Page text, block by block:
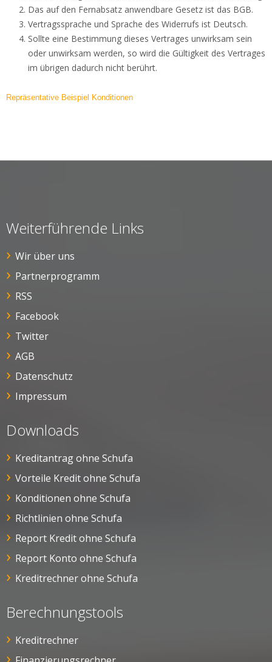
Das auf den Fernabsatz anwendbare Gesetz ist das BGB.
Vertragssprache und Sprache des Widerrufs ist Deutsch.
Sollte eine Bestimmung dieses Vertrages unwirksam sein
oder unwirksam werden, so wird die Gültigkeit des Vertrages
im übrigen dadurch nicht berührt.
Repräsentative Beispiel Konditionen
Weiterführende Links
Wir über uns
Partnerprogramm
RSS
Facebook
Twitter
AGB
Datenschutz
Impressum
Downloads
Kreditantrag ohne Schufa
Vorteile Kredit ohne Schufa
Konditionen ohne Schufa
Richtlinien ohne Schufa
Report Kredit ohne Schufa
Report Konto ohne Schufa
Kreditrechner ohne Schufa
Berechnungstools
Kreditrechner